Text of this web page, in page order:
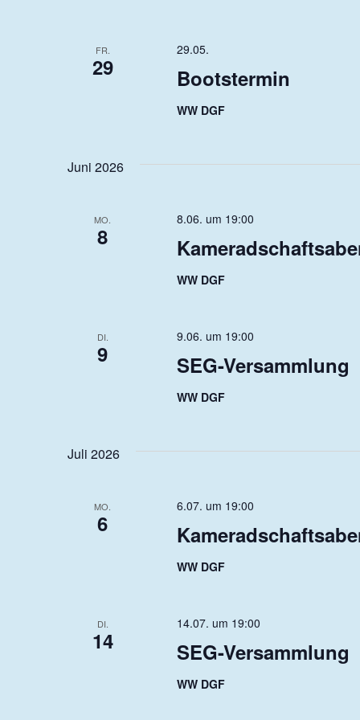
FR.
29 Bootstermin
29.05.
WW DGF
Juni 2026
MO.
8
8.06. um 19:00
WW DGF
DI.
9 SEG-Versammlung
9.06. um 19:00
WW DGF
Juli 2026
MO.
6
6.07. um 19:00
WW DGF
DI.
14 SEG-Versammlung
14.07. um 19:00
WW DGF